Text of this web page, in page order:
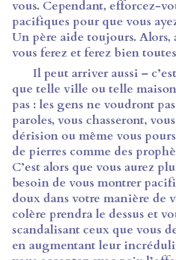
vous. Cependant, efforcez-
pacifiques pour que vous
Un père aide toujours. Alors,
vous ferez et ferez bien
Il peut arriver aussi –
que telle ville ou telle
pas : les gens ne voudront
paroles, vous chasseront,
dérision ou même vous
de pierres comme des
C’est alors que vous aurez
besoin de vous montrer
doux dans votre manière de
colère prendra le dessus et
scandalisant ceux que vous
en augmentant leur